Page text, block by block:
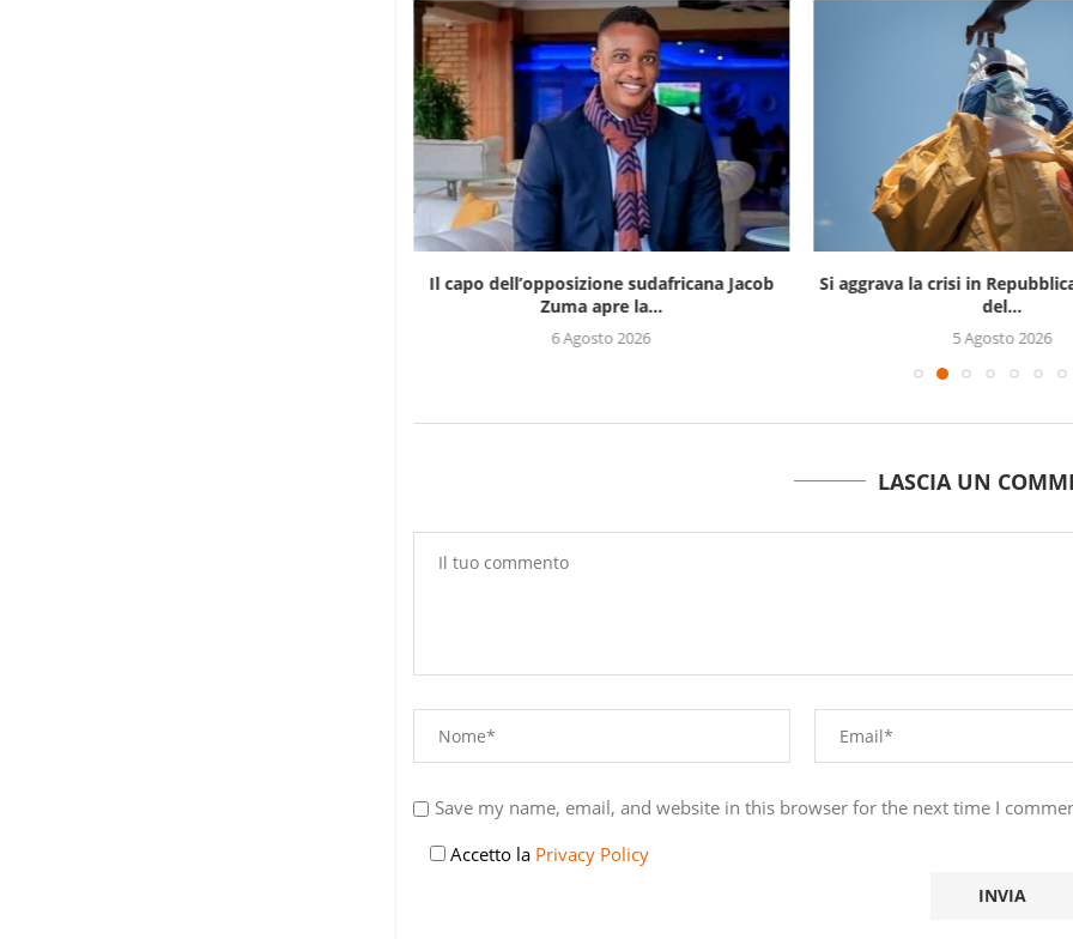
Il capo dell’opposizione sudafricana Jacob
Zuma apre la...
6 Agosto 2026
Si aggrava la crisi in
del...
5 Agosto 2026
LASCIA UN
Save my name, email, and website in this browser for the next time I
Accetto la Privacy Policy